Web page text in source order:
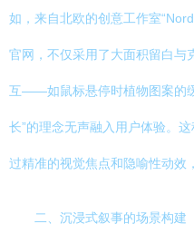
如，来自北欧的创意工作室
官网，不仅采用了大面积留白与
互——如鼠标悬停时植物图案的
长”的理念无声融入用户体验。
过精准的视觉焦点和隐喻性动效
二、沉浸式叙事的场景构建